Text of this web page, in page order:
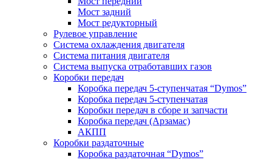
Мост задний
Мост редукторный
Рулевое управление
Система охлаждения двигателя
Система питания двигателя
Система выпуска отработавших газов
Коробки передач
Коробка передач 5-ступенчатая “Dymos”
Коробка передач 5-ступенчатая
Коробки передач в сборе и запчасти
Коробка передач (Арзамас)
АКПП
Коробки раздаточные
Коробка раздаточная “Dymos”